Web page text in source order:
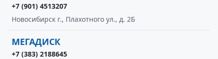
+7 (901) 4513207
Новосибирск г., Плахотного ул., д. 2Б
МЕГАДИСК
+7 (383) 2188645